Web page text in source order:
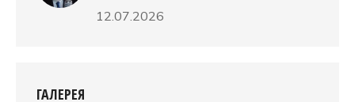
12.07.2026
ГАЛЕРЕЯ